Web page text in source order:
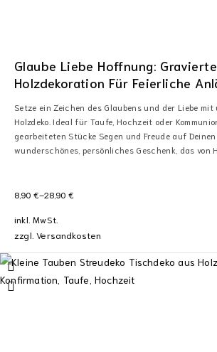
Glaube Liebe Hoffnung: Gravierte
Holzdekoration Für Feierliche
Setze ein Zeichen des Glaubens und der Liebe
Holzdeko. Ideal für Taufe, Hochzeit oder
gearbeiteten Stücke Segen und Freude auf
wunderschönes, persönliches Geschenk, das von
8,90 €–28,90 €
inkl. MwSt.
zzgl.Versandkosten